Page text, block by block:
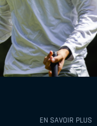
EN SAVOIR PLUS